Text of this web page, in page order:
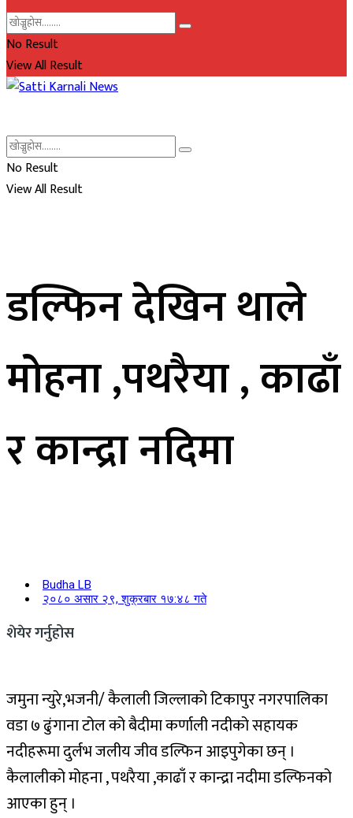
No Result
View All Result
No Result
View All Result
डल्फिन देखिन थाले
मोहना ,पथरैया , काढाँ
र कान्द्रा नदिमा
Budha LB
२०८० असार २९, शुक्रबार १७:४८ गते
शेयेर गर्नुहोस
जमुना न्युरे,भजनी/ कैलाली जिल्लाको टिकापुर नगरपालिका
वडा ७ ढुंगाना टोल को बैदीमा कर्णाली नदीको सहायक
नदीहरूमा दुर्लभ जलीय जीव डल्फिन आइपुगेका छन् ।
कैलालीको मोहना , पथरैया ,काढाँ र कान्द्रा नदीमा डल्फिनको
आएका हुन् ।